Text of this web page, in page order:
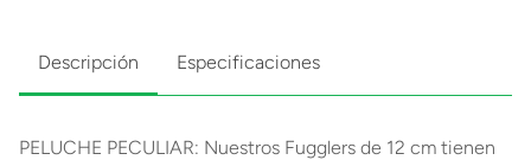
Descripción Especificaciones
PELUCHE PECULIAR: Nuestros Fugglers de 12 cm tienen